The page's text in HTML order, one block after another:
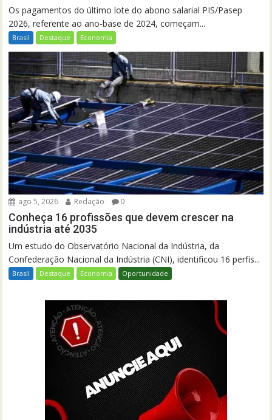
Os pagamentos do último lote do abono salarial PIS/Pasep
2026, referente ao ano-base de 2024, começam...
Brasil Destaque Economia
ago 5, 2026 Redação 0
Conheça 16 profissões que devem crescer na
indústria até 2035
Um estudo do Observatório Nacional da Indústria, da
Confederação Nacional da Indústria (CNI), identificou 16 perfis...
Brasil Destaque Economia Oportunidade